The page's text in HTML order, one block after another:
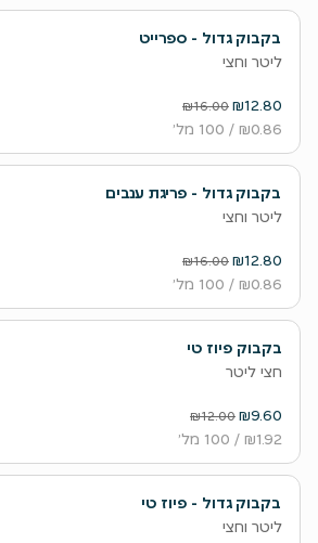
בקבוק גדול - ספרייט
ליטר וחצי
₪12.80
₪16.00
₪0.86 / 100 מל׳
בקבוק גדול - פריגת ענבים
ליטר וחצי
₪12.80
₪16.00
₪0.86 / 100 מל׳
בקבוק פיוז טי
חצי ליטר
₪9.60
₪12.00
₪1.92 / 100 מל׳
בקבוק גדול - פיוז טי
ליטר וחצי